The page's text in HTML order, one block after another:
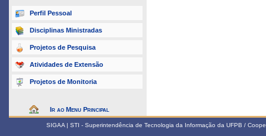
Perfil Pessoal
Disciplinas Ministradas
Projetos de Pesquisa
Atividades de Extensão
Projetos de Monitoria
Ir ao Menu Principal
SIGAA | STI - Superintendência de Tecnologia da Informação da UFPB /